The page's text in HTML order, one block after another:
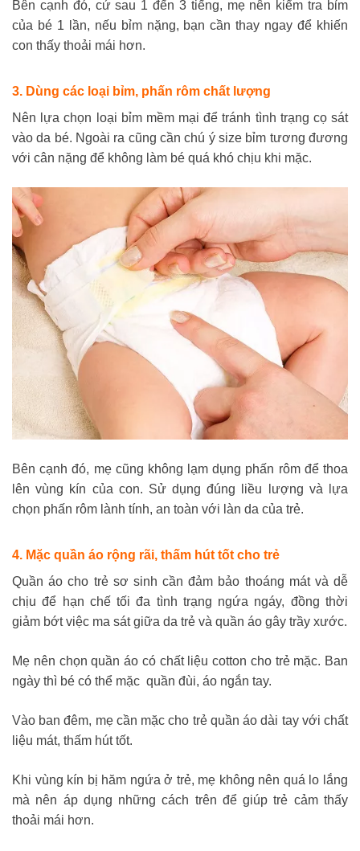
Bên cạnh đó, cứ sau 1 đến 3 tiếng, mẹ nên kiểm tra bỉm
của bé 1 lần, nếu bỉm nặng, bạn cần thay ngay để khiến
con thấy thoải mái hơn.
3. Dùng các loại bỉm, phấn rôm chất lượng
Nên lựa chọn loại bỉm mềm mại để tránh tình trạng cọ sát
vào da bé. Ngoài ra cũng cần chú ý size bỉm tương đương
với cân nặng để không làm bé quá khó chịu khi mặc.
Bên cạnh đó, mẹ cũng không lạm dụng phấn rôm để thoa
lên vùng kín của con. Sử dụng đúng liều lượng và lựa
chọn phấn rôm lành tính, an toàn với làn da của trẻ.
4. Mặc quần áo rộng rãi, thấm hút tốt cho trẻ
Quần áo cho trẻ sơ sinh cần đảm bảo thoáng mát và dễ
chịu để hạn chế tối đa tình trạng ngứa ngáy, đồng thời
giảm bớt việc ma sát giữa da trẻ và quần áo gây trầy xước.
Mẹ nên chọn quần áo có chất liệu cotton cho trẻ mặc. Ban
ngày thì bé có thể mặc quần đùi, áo ngắn tay.
Vào ban đêm, mẹ cần mặc cho trẻ quần áo dài tay với chất
liệu mát, thấm hút tốt.
Khi vùng kín bị hăm ngứa ở trẻ, mẹ không nên quá lo lắng
mà nên áp dụng những cách trên để giúp trẻ cảm thấy
thoải mái hơn.